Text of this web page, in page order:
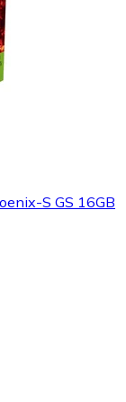
S GS 16GB